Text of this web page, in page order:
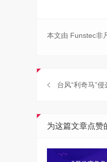
本文由 Funstec非
台风“利奇马”
为这篇文章点赞